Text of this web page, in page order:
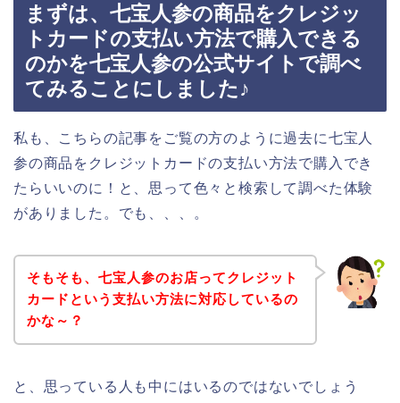
まずは、七宝人参の商品をクレジッ
トカードの支払い方法で購入できる
のかを七宝人参の公式サイトで調べ
てみることにしました♪
私も、こちらの記事をご覧の方のように過去に七宝人
参の商品をクレジットカードの支払い方法で購入でき
たらいいのに！と、思って色々と検索して調べた体験
がありました。でも、、、。
そもそも、七宝人参のお店ってクレジット
カードという支払い方法に対応しているの
かな～？
と、思っている人も中にはいるのではないでしょう